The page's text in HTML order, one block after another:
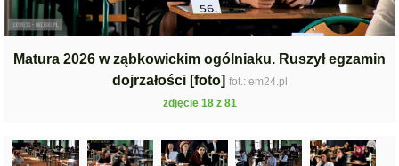
Matura 2026 w ząbkowickim ogólniaku. Ruszył egzamin
dojrzałości [foto] fot.: em24.pl
zdjęcie 18 z 81